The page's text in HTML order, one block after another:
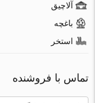
آلاچیق
باغچه
استخر
تماس با فروشنده